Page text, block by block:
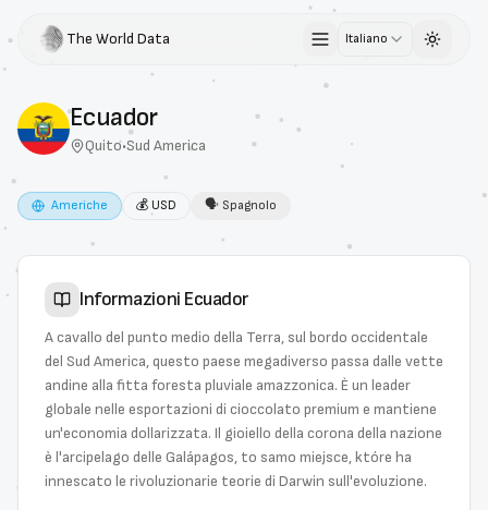
The World Data Italiano Toggle
Ecuador
Quito•Sud America
Americhe 💰 USD 🗣 Spagnolo
Informazioni Ecuador
A cavallo del punto medio della Terra, sul bordo occidentale
del Sud America, questo paese megadiverso passa dalle vette
andine alla fitta foresta pluviale amazzonica. È un leader
globale nelle esportazioni di cioccolato premium e mantiene
un'economia dollarizzata. Il gioiello della corona della nazione
è l'arcipelago delle Galápagos, to samo miejsce, które ha
innescato le rivoluzionarie teorie di Darwin sull'evoluzione.